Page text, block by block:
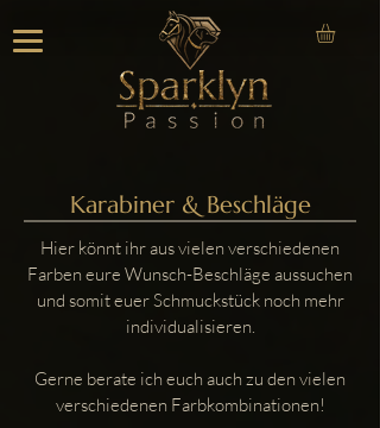
Karabiner & Beschläge
Hier könnt ihr aus vielen verschiedenen
Farben eure Wunsch-Beschläge aussuchen
und somit euer Schmuckstück noch mehr
individualisieren.
Gerne berate ich euch auch zu den vielen
verschiedenen Farbkombinationen!